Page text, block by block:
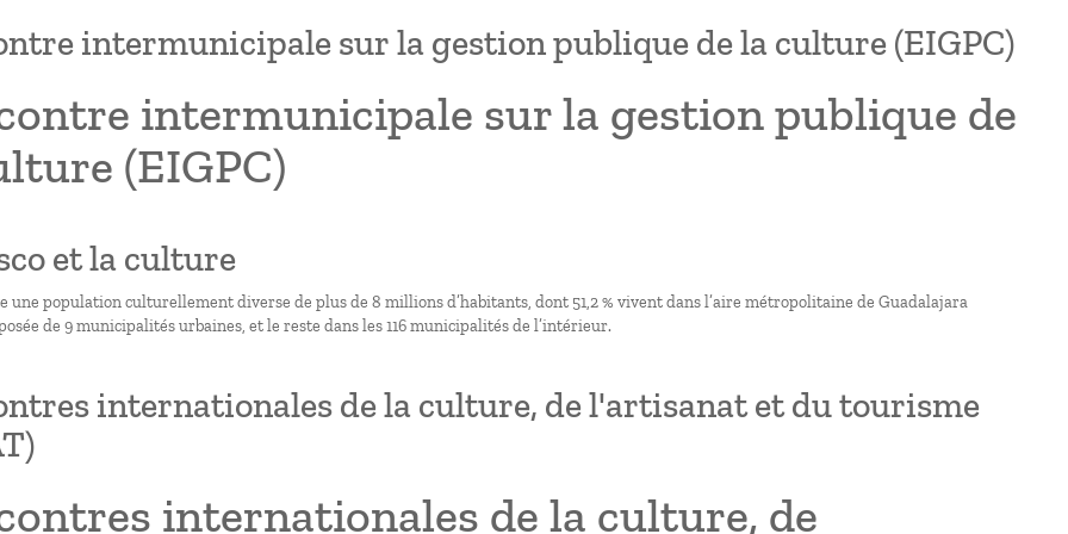
intermunicipale sur la gestion publique de la culture (EIGPC)
intermunicipale sur la gestion publique de
(EIGPC)
et la culture
une population culturellement diverse de plus de 8 millions d’habitants, dont 51,2 % vivent dans l’aire métropolitaine de Guadalajara
de 9 municipalités urbaines, et le reste dans les 116 municipalités de l’intérieur.
internationales de la culture, de l'artisanat et du tourisme
internationales de la culture, de